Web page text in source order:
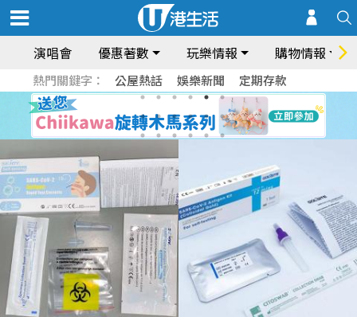
演唱會 優惠著數 玩樂情報 購物情報
熱門關鍵字： 公屋熱話 娛樂新聞 定期存款